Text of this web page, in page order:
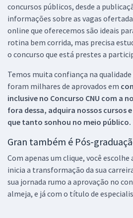
concursos públicos, desde a
informações sobre as vagas
online que oferecemos são ideais
rotina bem corrida, mas precisa
o concurso que está prestes a
Temos muita confiança na
foram milhares de aprovados em
inclusive no Concurso CNU com a
fora dessa, adquira nossos cursos
que tanto sonhou no meio público.
Gran também é Pós-
Com apenas um clique, você escolhe
inicia a transformação da sua
sua jornada rumo a aprovação no
almeja, e já com o título de